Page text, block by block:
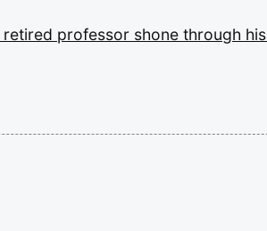
retired professor shone through his